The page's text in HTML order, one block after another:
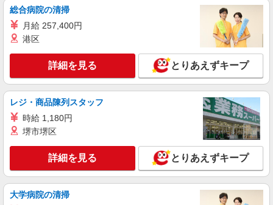
総合病院の清掃
月給 257,400円
港区
詳細を見る とりあえずキープ
レジ・商品陳列スタッフ
時給 1,180円
堺市堺区
詳細を見る とりあえずキープ
大学病院の清掃